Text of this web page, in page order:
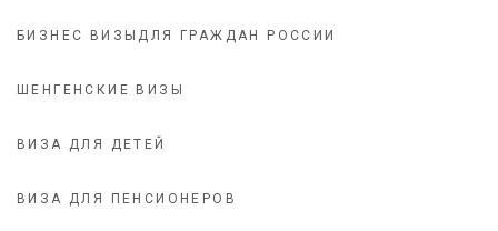
БИЗНЕС ВИЗЫДЛЯ ГРАЖДАН РОССИИ
ШЕНГЕНСКИЕ ВИЗЫ
ВИЗА ДЛЯ ДЕТЕЙ
ВИЗА ДЛЯ ПЕНСИОНЕРОВ